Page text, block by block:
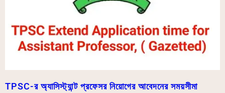
TPSC-র অ্যাসিস্ট্যান্ট প্রফেসর নিয়োগের আবেদনের সময়সীমা